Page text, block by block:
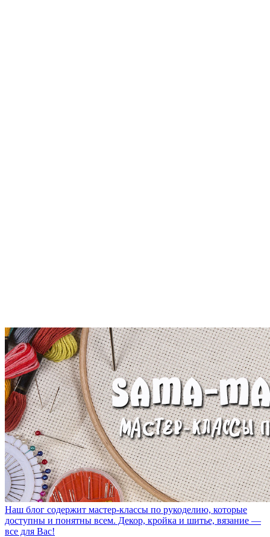
Наш блог содержит мастер-классы по рукоделию, которые
доступны и понятны всем. Декор, кройка и шитье, вязание —
все для Вас!